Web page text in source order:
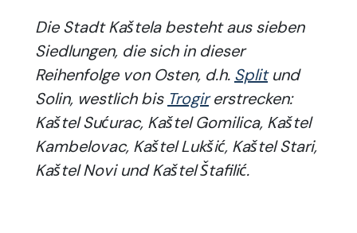
Die Stadt Kaštela besteht aus sieben
Siedlungen, die sich in dieser
Reihenfolge von Osten, d.h. Splitund
Solin, westlich bis Trogirerstrecken:
Kaštel Sućurac, Kaštel Gomilica, Kaštel
Kambelovac, Kaštel Lukšić, Kaštel Stari,
Kaštel Novi und Kaštel Štafilić.